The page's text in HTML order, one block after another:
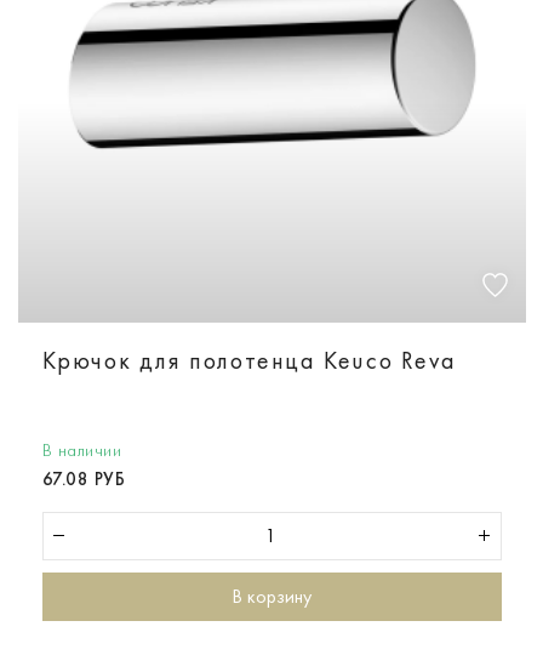
Крючок для полотенца Keuco Reva
В наличии
67.08 РУБ
В корзину